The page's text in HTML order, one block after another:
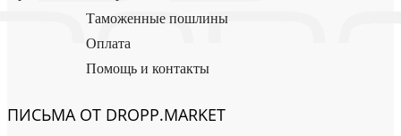
Таможенные пошлины
Оплата
Помощь и контакты
ПИСЬМА ОТ DROPP.MARKET